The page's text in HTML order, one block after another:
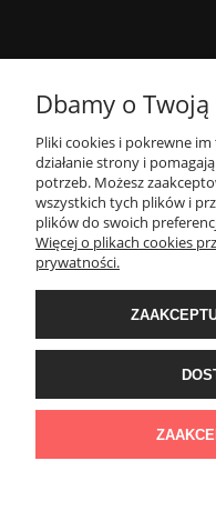
Wyposażenie łazienek
sklep@lazienki.eco | Tel.: 600
Stoń | NIP:
Dbamy o
Pliki cookies i pokrewne
działanie strony i
potrzeb. Możesz
wszystkich tych plików i
plików do swoich
Więcej o plikach cookies
prywatności.